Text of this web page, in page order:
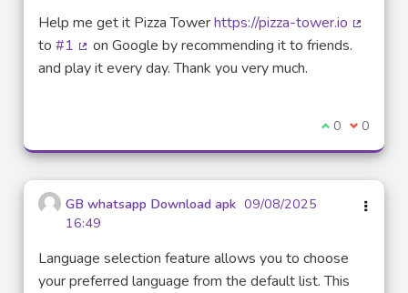
Help me get it Pizza Towerhttps://pizza-tower.io
to #1
(Lien externe)
on Google by recommending it to friends.
and play it every day. Thank you very much.
Je suis
0 Je ne
0
GB whatsapp Download apk 09/08/2025
16:49
Language selection feature allows you to choose
your preferred language from the default list. This